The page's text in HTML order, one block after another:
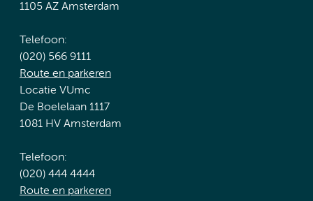
1105 AZ Amsterdam
Telefoon:
(020) 566 9111
Route en parkeren
Locatie VUmc
De Boelelaan 1117
1081 HV Amsterdam
Telefoon:
(020) 444 4444
Route en parkeren